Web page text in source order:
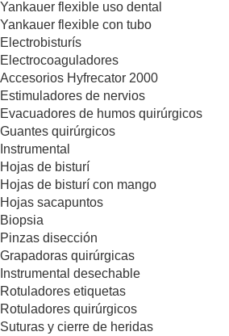
Yankauer flexible uso dental
Yankauer flexible con tubo
Electrobisturís
Electrocoaguladores
Accesorios Hyfrecator 2000
Estimuladores de nervios
Evacuadores de humos quirúrgicos
Guantes quirúrgicos
Instrumental
Hojas de bisturí
Hojas de bisturí con mango
Hojas sacapuntos
Biopsia
Pinzas disección
Grapadoras quirúrgicas
Instrumental desechable
Rotuladores etiquetas
Rotuladores quirúrgicos
Suturas y cierre de heridas